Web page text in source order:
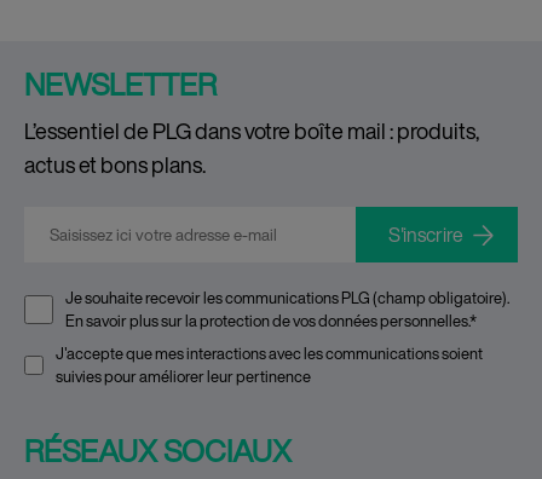
NEWSLETTER
L’essentiel de PLG dans votre boîte mail : produits,
actus et bons plans.
E-mail
Je souhaite recevoir les communications PLG (champ obligatoire).
En savoir plus sur laprotection de vos données personnelles.*
J'accepte que mes interactions avec les communications soient
suivies pour améliorer leur pertinence
RÉSEAUX SOCIAUX